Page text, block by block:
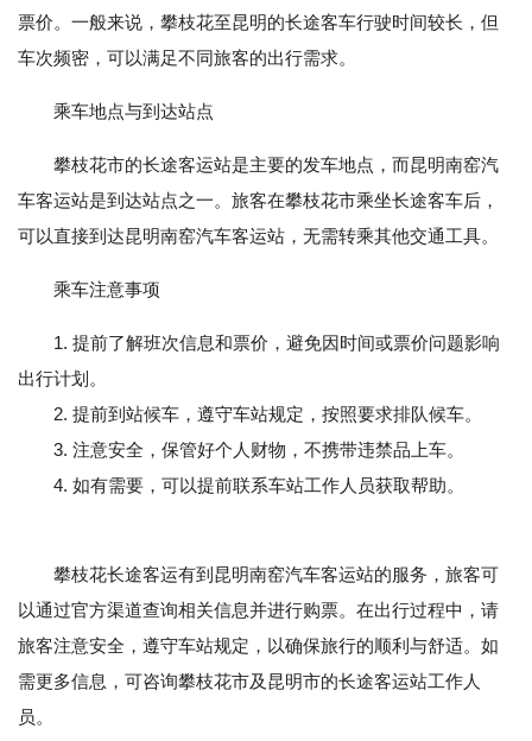
票价。一般来说，攀枝花至昆明的长途客车行驶时间较长，但
车次频密，可以满足不同旅客的出行需求。
乘车地点与到达站点
攀枝花市的长途客运站是主要的发车地点，而昆明南窑汽
车客运站是到达站点之一。旅客在攀枝花市乘坐长途客车后，
可以直接到达昆明南窑汽车客运站，无需转乘其他交通工具。
乘车注意事项
1. 提前了解班次信息和票价，避免因时间或票价问题影响
出行计划。
2. 提前到站候车，遵守车站规定，按照要求排队候车。
3. 注意安全，保管好个人财物，不携带违禁品上车。
4. 如有需要，可以提前联系车站工作人员获取帮助。
攀枝花长途客运有到昆明南窑汽车客运站的服务，旅客可
以通过官方渠道查询相关信息并进行购票。在出行过程中，请
旅客注意安全，遵守车站规定，以确保旅行的顺利与舒适。如
需更多信息，可咨询攀枝花市及昆明市的长途客运站工作人
员。